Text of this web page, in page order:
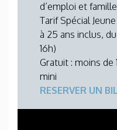
d’emploi et
Tarif Spécial
à 25 ans inclus,
16h)
Gratuit : moins de
mini
RESERVER UN